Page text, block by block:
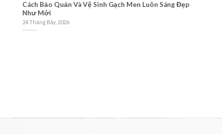
Cách Bảo Quản Và Vệ Sinh Gạch Men Luôn Sáng Đẹp
Như Mới
24 Tháng Bảy, 2026